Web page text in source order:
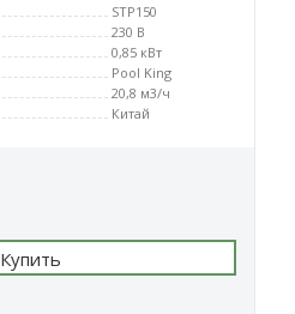
STP150
230 В
0,85 кВт
Pool King
20,8 м3/ч
Китай
Купить